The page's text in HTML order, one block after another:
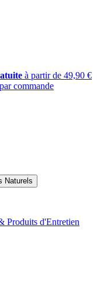
à partir de 49,90 €
par commande
Produits d'Entretien